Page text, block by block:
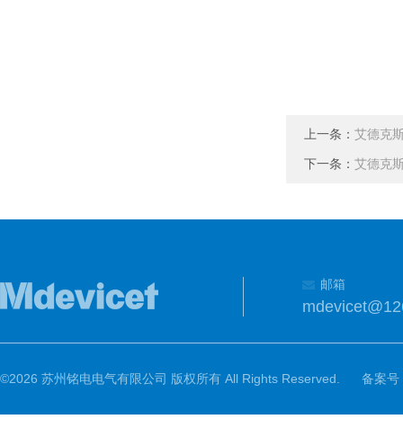
上一条： 艾德克
下一条： 艾德克
邮箱
©2026 苏州铭电电气有限公司 版权所有 All Rights Reserved. 备案号